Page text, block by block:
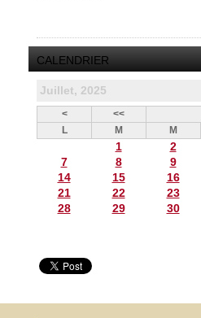
CALENDRIER
Juillet, 2025
< <<
L
M M
1 2
7
8 9
14
15 16
21
22 23
28
29 30